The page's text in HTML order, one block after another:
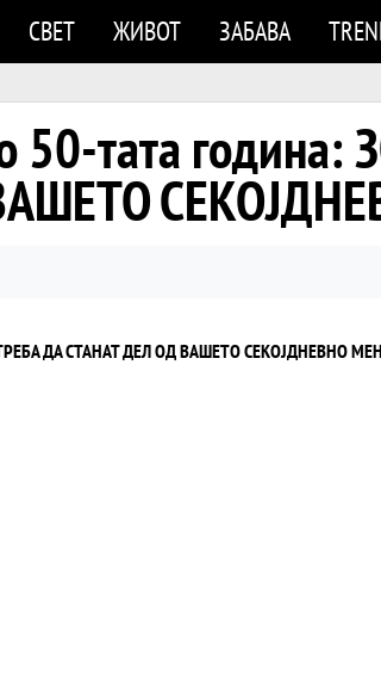
СВЕТ ЖИВОТ ЗАБАВА
50-тата